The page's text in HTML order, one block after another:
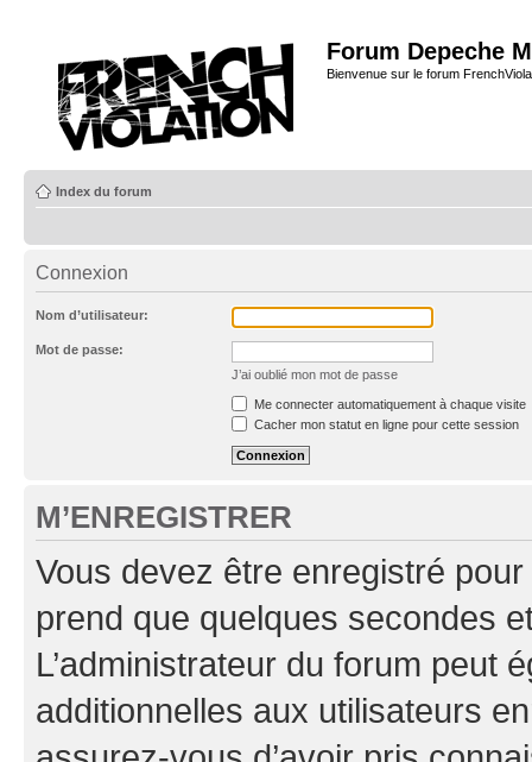
Forum Depeche
Bienvenue sur le forum
Index du forum
Connexion
Nom d’utilisateur:
Mot de passe:
J’ai oublié mon mot de passe
Me connecter automatiquement à chaque visite
Cacher mon statut en ligne pour cette session
M’ENREGISTRER
Vous devez être enregistré
prend que quelques secondes
L’administrateur du forum peut
additionnelles aux utilisateurs